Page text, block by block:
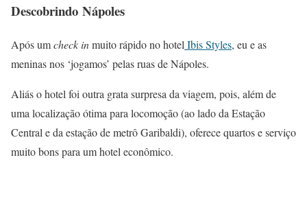
Descobrindo Nápoles
Após umcheck inmuito rápido no hotel Ibis Styles, eu e as
meninas nos ‘jogamos’ pelas ruas de Nápoles.
Aliás o hotel foi outra grata surpresa da viagem, pois, além de
uma localização ótima para locomoção (ao lado da Estação
Central e da estação de metrô Garibaldi), oferece quartos e serviço
muito bons para um hotel econômico.